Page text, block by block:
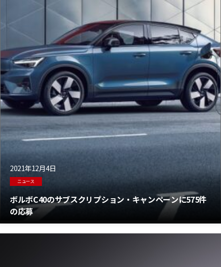
2021年12月4日
ニュース
ボルボC40のサブスクリプション・キャンペーンに575件
の応募